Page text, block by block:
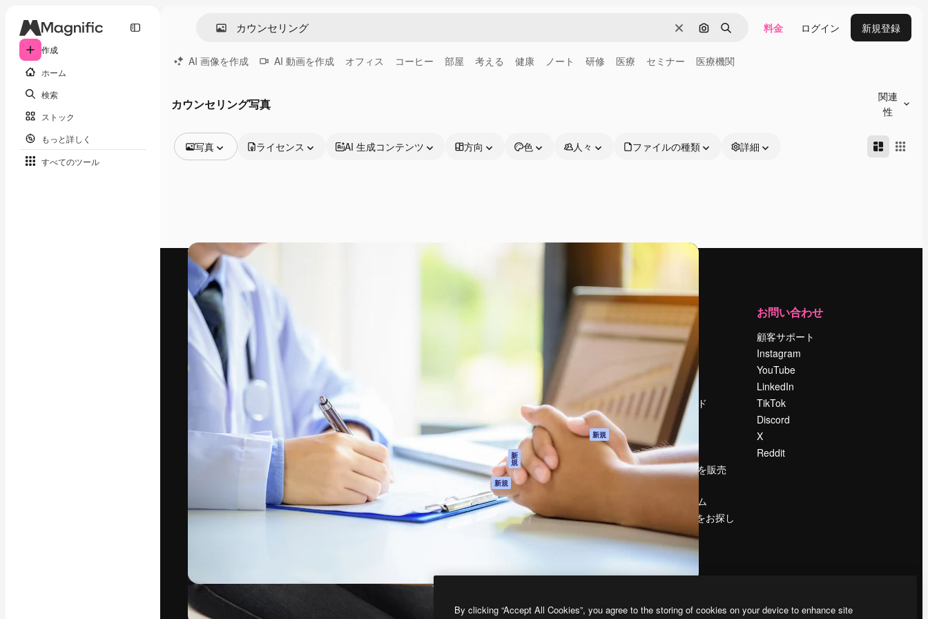
作成
ホーム
検索
ストック
もっと詳しく
すべてのツール
消去 画像で検索
検索 料金 ログイン 新規登録
AI 画像を作成 AI 動画を作成 オフィス コーヒー 部屋 考える 健康 ノート 研修 医療 セミナー 医療機関
カウンセリング写真
関連
性
写真
動画
映像素材
モーショングラフィックス
動画テンプレート
アイコン
3D モデル
フォント
ライセンス AI 生成コンテンツ 方向 色 人々 ファイルの種類 詳細
最高のクリエイティブ制作を導くためのプラ
ットフォーム。クリエイター、企業、代理
店、スタジオを含む100万人以上が利用して
います。
AI アシスタント
AI 画像生成ツール
ストックコンテン
ツ
Claude/ChatGPT
向けMCP
新
規
エージェント 新規
API
モバイルアプリ
すべてのMagnificツ
はじめに
Academy
ドキュメント
サポート
利用規約
プライバシーポリ
シー
オリジナル 新規
クッキーポリシー
トラストセンター
アフィリエイト
運営
料金
会社概要
Reviews
採用情報
検索トレンド
ブログ
イベント
Slidesgo
コンテンツを販売
プレスルーム
magnific.aiをお探し
ですか？
お問い合わせ
顧客サポート
Instagram
YouTube
LinkedIn
TikTok
Discord
X
Reddit
Copyright © 2010- Freepik Company S.L.U.無断複写・転載を禁じます
By clicking “Accept All Cookies”, you agree to the storing of cookies on your device to enhance site